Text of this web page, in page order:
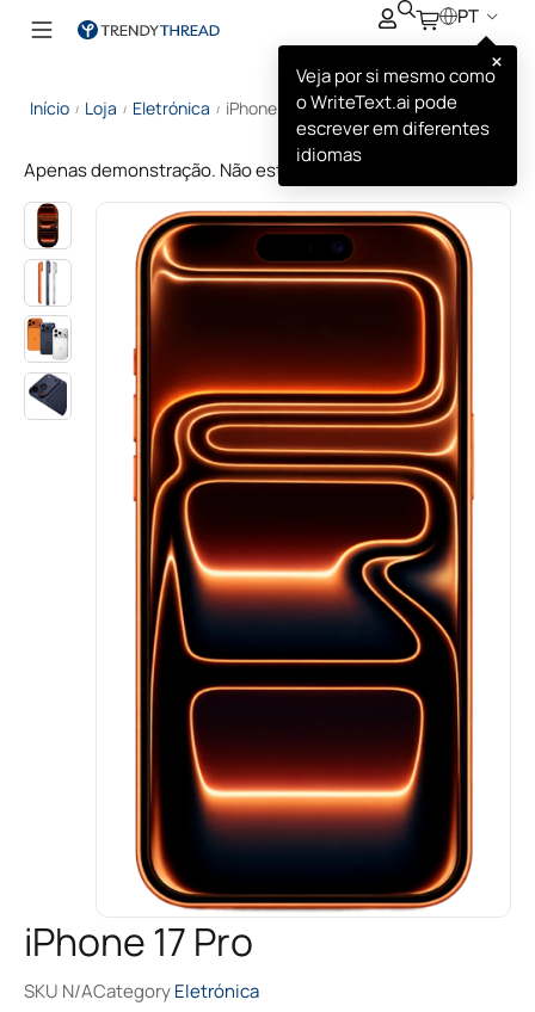
PT
×
Veja por si mesmo como
o WriteText.ai pode
escrever em diferentes
idiomas
Início / Loja / Eletrónica / iPhone 17 Pro
Apenas demonstração. Não está à venda.
iPhone 17 Pro
SKU N/ACategoryEletrónica